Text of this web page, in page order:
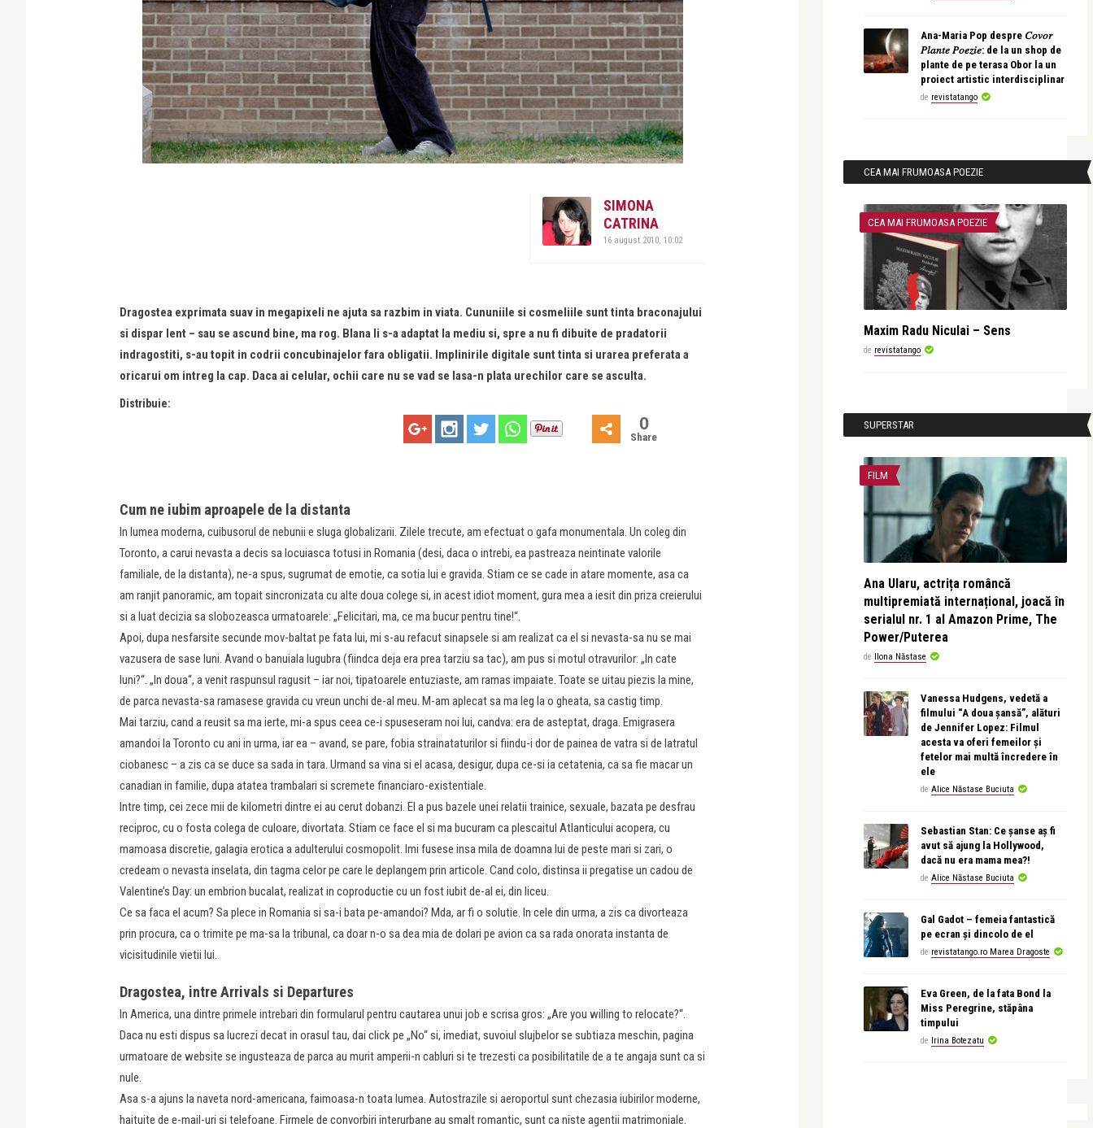
SIMONA
CATRINA
16 august 2010, 10:02
Dragostea exprimata suav in megapixeli ne ajuta sa razbim in viata. Cununiile si cosmeliile sunt tinta braconajului
si dispar lent – sau se ascund bine, ma rog. Blana li s-a adaptat la mediu si, spre a nu fi dibuite de pradatorii
indragostiti, s-au topit in codrii concubinajelor fara obligatii. Implinirile digitale sunt tinta si urarea preferata a
oricarui om intreg la cap. Daca ai celular, ochii care nu se vad se lasa-n plata urechilor care se asculta.
Distribuie:
0
Share
Cum ne iubim aproapele de la distanta
In lumea moderna, cuibusorul de nebunii e sluga globalizarii. Zilele trecute, am efectuat o gafa monumentala. Un coleg din
Toronto, a carui nevasta a decis sa locuiasca totusi in Romania (desi, daca o intrebi, ea pastreaza neintinate valorile
familiale, de la distanta), ne-a spus, sugrumat de emotie, ca sotia lui e gravida. Stiam ce se cade in atare momente, asa ca
am ranjit panoramic, am topait sincronizata cu alte doua colege si, in acest idiot moment, gura mea a iesit din priza creierului
si a luat decizia sa slobozeasca urmatoarele: „Felicitari, ma, ce ma bucur pentru tine!“.
Apoi, dupa nesfarsite secunde mov-baltat pe fata lui, mi s-au refacut sinapsele si am realizat ca el si nevasta-sa nu se mai
vazusera de sase luni. Avand o banuiala lugubra (fiindca deja era prea tarziu sa tac), am pus si motul otravurilor: „In cate
luni?“. „In doua“, a venit raspunsul ragusit – iar noi, tipatoarele entuziaste, am ramas impaiate. Toate se uitau piezis la mine,
de parca nevasta-sa ramasese gravida cu vreun unchi de-al meu. M-am aplecat sa ma leg la o gheata, sa castig timp.
Mai tarziu, cand a reusit sa ma ierte, mi-a spus ceea ce-i spuseseram noi lui, candva: era de asteptat, draga. Emigrasera
amandoi la Toronto cu ani in urma, iar ea – avand, se pare, fobia strainataturilor si fiindu-i dor de painea de vatra si de latratul
ciobanesc – a zis ca se duce sa sada in tara. Urmand sa vina si el acasa, desigur, dupa ce-si ia cetatenia, ca sa fie macar un
canadian in familie, dupa atatea trambalari si scremete financiaro-existentiale.
Intre timp, cei zece mii de kilometri dintre ei au cerut dobanzi. El a pus bazele unei relatii trainice, sexuale, bazata pe desfrau
reciproc, cu o fosta colega de culoare, divortata. Stiam ce face el si ma bucuram ca plescaitul Atlanticului acopera, cu
mamoasa discretie, galagia erotica a adulterului cosmopolit. Imi fusese insa mila de doamna lui de peste mari si zari, o
credeam o nevasta inselata, din tagma celor pe care le deplangem prin articole. Cand colo, distinsa ii pregatise un cadou de
Valentine’s Day: un embrion bucalat, realizat in coproductie cu un fost iubit de-al ei, din liceu.
Ce sa faca el acum? Sa plece in Romania si sa-i bata pe-amandoi? Mda, ar fi o solutie. In cele din urma, a zis ca divorteaza
prin procura, ca o trimite pe ma-sa la tribunal, ca doar n-o sa dea mia de dolari pe avion ca sa rada onorata instanta de
vicisitudinile vietii lui.
Dragostea, intre Arrivals si Departures
In America, una dintre primele intrebari din formularul pentru cautarea unui job e scrisa gros: „Are you willing to relocate?“.
Daca nu esti dispus sa lucrezi decat in orasul tau, dai click pe „No“ si, imediat, suvoiul slujbelor se subtiaza meschin, pagina
urmatoare de website se ingusteaza de parca au murit amperii-n cabluri si te trezesti ca posibilitatile de a te angaja sunt ca si
nule.
Asa s-a ajuns la naveta nord-americana, faimoasa-n toata lumea. Autostrazile si aeroportul sunt chezasia iubirilor moderne,
haituite de e-mail-uri si telefoane. Firmele de convorbiri interurbane au smalt romantic, sunt ca niste agentii matrimoniale.
Ana-Maria Pop despre 𝐶𝑜𝑣𝑜𝑟
𝑃𝑙𝑎𝑛𝑡𝑒 𝑃𝑜𝑒𝑧𝑖𝑒: de la un shop de
plante de pe terasa Obor la un
proiect artistic interdisciplinar
de revistatango
CEA MAI FRUMOASA POEZIE
CEA MAI FRUMOASA POEZIE
Maxim Radu Niculai – Sens
de revistatango
SUPERSTAR
FILM
Ana Ularu, actrița româncă
multipremiată internațional, joacă în
serialul nr. 1 al Amazon Prime, The
Power/Puterea
de Ilona Năstase
Vanessa Hudgens, vedetă a
filmului “A doua șansă”, alături
de Jennifer Lopez: Filmul
acesta va oferi femeilor și
fetelor mai multă încredere în
ele
de Alice Năstase Buciuta
Sebastian Stan: Ce șanse aș fi
avut să ajung la Hollywood,
dacă nu era mama mea?!
de Alice Năstase Buciuta
Gal Gadot – femeia fantastică
pe ecran și dincolo de el
de revistatango.ro Marea Dragoste
Eva Green, de la fata Bond la
Miss Peregrine, stăpâna
timpului
de Irina Botezatu